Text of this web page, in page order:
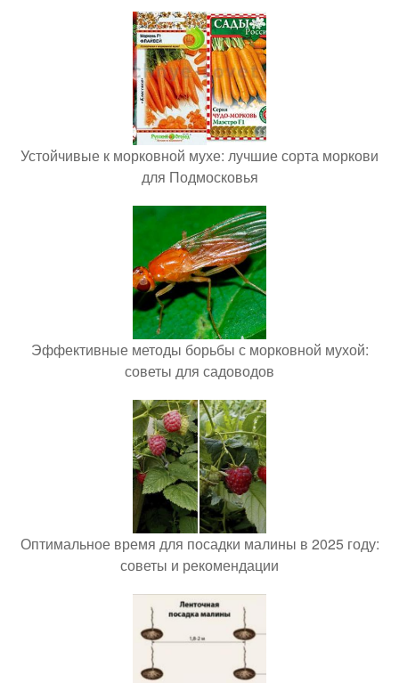
Устойчивые к морковной мухе: лучшие сорта моркови
для Подмосковья
Эффективные методы борьбы с морковной мухой:
советы для садоводов
Оптимальное время для посадки малины в 2025 году:
советы и рекомендации